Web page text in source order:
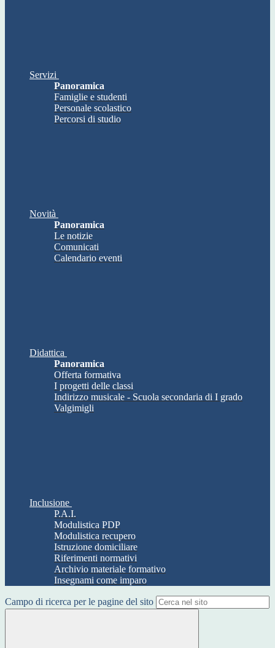
Servizi
Panoramica
Famiglie e studenti
Personale scolastico
Percorsi di studio
Novità
Panoramica
Le notizie
Comunicati
Calendario eventi
Didattica
Panoramica
Offerta formativa
I progetti delle classi
Indirizzo musicale - Scuola secondaria di I grado
Valgimigli
Inclusione
P.A.I.
Modulistica PDP
Modulistica recupero
Istruzione domiciliare
Riferimenti normativi
Archivio materiale formativo
Insegnami come imparo
Campo di ricerca per le pagine del sito